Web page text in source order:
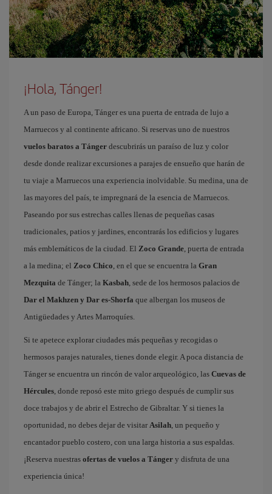
¡Hola, Tánger!
A un paso de Europa, Tánger es una puerta de entrada de lujo a
Marruecos y al continente africano. Si reservas uno de nuestros
vuelos baratos a Tánger descubrirás un paraíso de luz y color
desde donde realizar excursiones a parajes de ensueño que harán de
tu viaje a Marruecos una experiencia inolvidable. Su medina, una de
las mayores del país, te impregnará de la esencia de Marruecos.
Paseando por sus estrechas calles llenas de pequeñas casas
tradicionales, patios y jardines, encontrarás los edificios y lugares
más emblemáticos de la ciudad. El Zoco Grande, puerta de entrada
a la medina; el Zoco Chico, en el que se encuentra la Gran
Mezquita de Tánger; la Kasbah, sede de los hermosos palacios de
Dar el Makhzen y Dar es-Shorfa que albergan los museos de
Antigüedades y Artes Marroquíes.
Si te apetece explorar ciudades más pequeñas y recogidas o
hermosos parajes naturales, tienes donde elegir. A poca distancia de
Tánger se encuentra un rincón de valor arqueológico, las Cuevas de
Hércules, donde reposó este mito griego después de cumplir sus
doce trabajos y de abrir el Estrecho de Gibraltar. Y si tienes la
oportunidad, no debes dejar de visitar Asilah, un pequeño y
encantador pueblo costero, con una larga historia a sus espaldas.
¡Reserva nuestras ofertas de vuelos a Tánger y disfruta de una
experiencia única!